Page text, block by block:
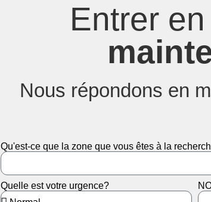
Entrer
Nous répondons en
Qu'est-ce que la zone que vous êtes à la
Quelle est votre urgence?